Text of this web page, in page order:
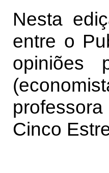
Nesta
entre o
opiniões
Cinco